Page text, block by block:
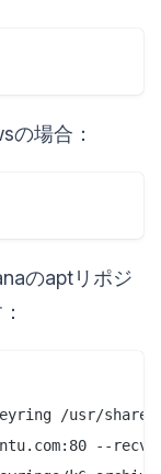
の場合：
のaptリポジ
/usr/
--